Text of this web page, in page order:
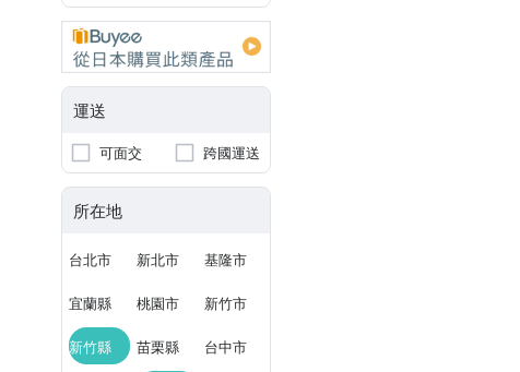
運送
可面交 跨國運送
所在地
台北市 新北市 基隆市
宜蘭縣 桃園市 新竹市
新竹縣 苗栗縣 台中市